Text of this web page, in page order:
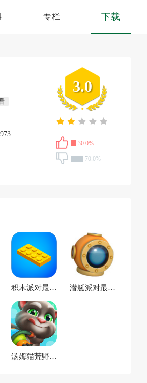
专栏 下载
3.0
30.0%
70.0%
积木派对最新
版
潜艇派对最新
汤姆猫荒野派